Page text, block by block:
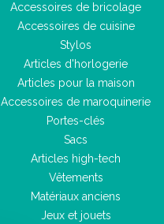
Accessoires de bricolage
Accessoires de cuisine
Stylos
Articles d'horlogerie
Articles pour la maison
Accessoires de maroquinerie
Portes-clés
Sacs
Articles high-tech
Vêtements
Matériaux anciens
Jeux et jouets